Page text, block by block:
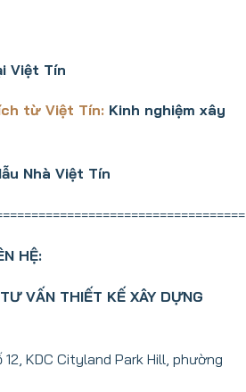
Việt Tín
từ Việt Tín: Kinh nghiệm xây
Nhà Việt Tín
HỆ:
VẤN THIẾT KẾ XÂY DỰNG
KDC Cityland Park Hill, phường